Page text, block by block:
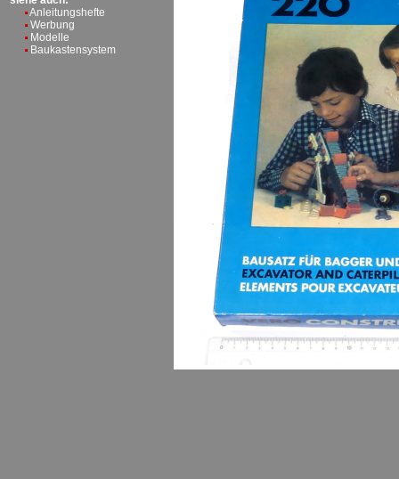
Anleitungshefte
Werbung
Modelle
Baukastensystem